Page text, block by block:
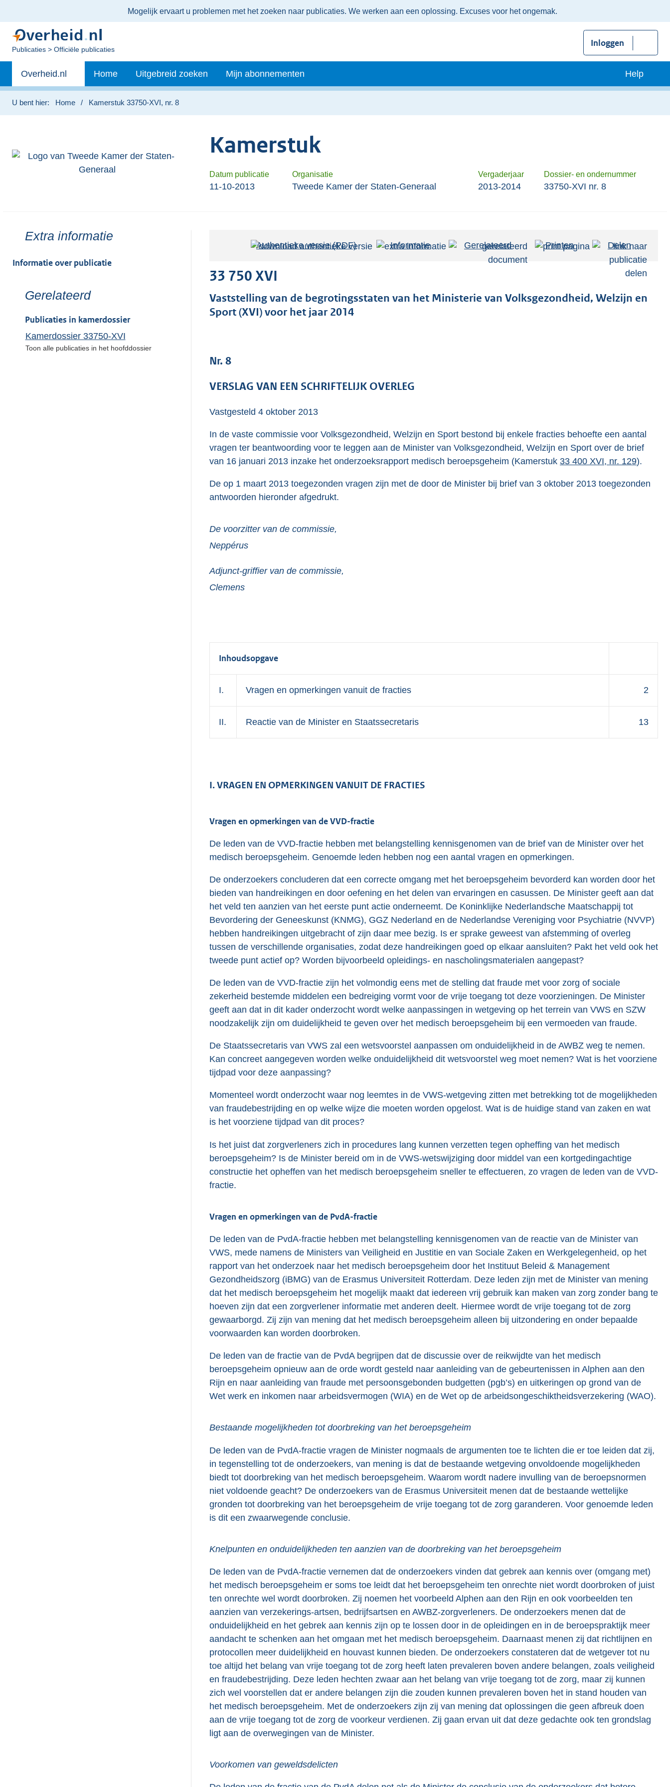
informatie:
Mogelijk ervaart u problemen met het zoeken naar publicaties. We werken aan een oplossing. Excuses voor het ongemak.
U
Publicaties Officiële publicaties
Inloggen
Primaire
navigatie
Andere
sites
binnen
Overheid.nl Home Uitgebreid zoeken Mijn abonnementen Help
U bent hier: Home Kamerstuk 33750-XVI, nr. 8
Kamerstuk
Datum publicatie Organisatie Vergaderjaar Dossier- en ondernummer
11-10-2013 Tweede Kamer der Staten-Generaal 2013-2014 33750-XVI nr. 8
Toon
van:
Extra informatie
Informatie over publicatie
Toon
van:
Gerelateerd
Publicaties in kamerdossier
Kamerdossier 33750-XVI
Toon alle publicaties in het hoofddossier
Authentieke versie (PDF)b
a
o
e
:
1
7
Informatie Gerelateerd Printen Delen
33 750 XVI
Vaststelling van de begrotingsstaten van het Ministerie van Volksgezondheid, Welzijn en
Sport (XVI) voor het jaar 2014
Nr. 8
VERSLAG VAN EEN SCHRIFTELIJK OVERLEG
Vastgesteld 4 oktober 2013
In de vaste commissie voor Volksgezondheid, Welzijn en Sport bestond bij enkele fracties behoefte een aantal
vragen ter beantwoording voor te leggen aan de Minister van Volksgezondheid, Welzijn en Sport over de brief
van 16 januari 2013 inzake het onderzoeksrapport medisch beroepsgeheim (Kamerstuk 33 400 XVI, nr. 129).
De op 1 maart 2013 toegezonden vragen zijn met de door de Minister bij brief van 3 oktober 2013 toegezonden
antwoorden hieronder afgedrukt.
De voorzitter van de commissie,
Neppérus
Adjunct-griffier van de commissie,
Clemens
Inhoudsopgave
I. Vragen en opmerkingen vanuit de fracties 2
II. Reactie van de Minister en Staatssecretaris 13
I. VRAGEN EN OPMERKINGEN VANUIT DE FRACTIES
Vragen en opmerkingen van de VVD-fractie
De leden van de VVD-fractie hebben met belangstelling kennisgenomen van de brief van de Minister over het
medisch beroepsgeheim. Genoemde leden hebben nog een aantal vragen en opmerkingen.
De onderzoekers concluderen dat een correcte omgang met het beroepsgeheim bevorderd kan worden door het
bieden van handreikingen en door oefening en het delen van ervaringen en casussen. De Minister geeft aan dat
het veld ten aanzien van het eerste punt actie onderneemt. De Koninklijke Nederlandsche Maatschappij tot
Bevordering der Geneeskunst (KNMG), GGZ Nederland en de Nederlandse Vereniging voor Psychiatrie (NVVP)
hebben handreikingen uitgebracht of zijn daar mee bezig. Is er sprake geweest van afstemming of overleg
tussen de verschillende organisaties, zodat deze handreikingen goed op elkaar aansluiten? Pakt het veld ook het
tweede punt actief op? Worden bijvoorbeeld opleidings- en nascholingsmaterialen aangepast?
De leden van de VVD-fractie zijn het volmondig eens met de stelling dat fraude met voor zorg of sociale
zekerheid bestemde middelen een bedreiging vormt voor de vrije toegang tot deze voorzieningen. De Minister
geeft aan dat in dit kader onderzocht wordt welke aanpassingen in wetgeving op het terrein van VWS en SZW
noodzakelijk zijn om duidelijkheid te geven over het medisch beroepsgeheim bij een vermoeden van fraude.
De Staatssecretaris van VWS zal een wetsvoorstel aanpassen om onduidelijkheid in de AWBZ weg te nemen.
Kan concreet aangegeven worden welke onduidelijkheid dit wetsvoorstel weg moet nemen? Wat is het voorziene
tijdpad voor deze aanpassing?
Momenteel wordt onderzocht waar nog leemtes in de VWS-wetgeving zitten met betrekking tot de mogelijkheden
van fraudebestrijding en op welke wijze die moeten worden opgelost. Wat is de huidige stand van zaken en wat
is het voorziene tijdpad van dit proces?
Is het juist dat zorgverleners zich in procedures lang kunnen verzetten tegen opheffing van het medisch
beroepsgeheim? Is de Minister bereid om in de VWS-wetswijziging door middel van een kortgedingachtige
constructie het opheffen van het medisch beroepsgeheim sneller te effectueren, zo vragen de leden van de VVD-
fractie.
Vragen en opmerkingen van de PvdA-fractie
De leden van de PvdA-fractie hebben met belangstelling kennisgenomen van de reactie van de Minister van
VWS, mede namens de Ministers van Veiligheid en Justitie en van Sociale Zaken en Werkgelegenheid, op het
rapport van het onderzoek naar het medisch beroepsgeheim door het Instituut Beleid & Management
Gezondheidszorg (iBMG) van de Erasmus Universiteit Rotterdam. Deze leden zijn met de Minister van mening
dat het medisch beroepsgeheim het mogelijk maakt dat iedereen vrij gebruik kan maken van zorg zonder bang te
hoeven zijn dat een zorgverlener informatie met anderen deelt. Hiermee wordt de vrije toegang tot de zorg
gewaarborgd. Zij zijn van mening dat het medisch beroepsgeheim alleen bij uitzondering en onder bepaalde
voorwaarden kan worden doorbroken.
De leden van de fractie van de PvdA begrijpen dat de discussie over de reikwijdte van het medisch
beroepsgeheim opnieuw aan de orde wordt gesteld naar aanleiding van de gebeurtenissen in Alphen aan den
Rijn en naar aanleiding van fraude met persoonsgebonden budgetten (pgb’s) en uitkeringen op grond van de
Wet werk en inkomen naar arbeidsvermogen (WIA) en de Wet op de arbeidsongeschiktheidsverzekering (WAO).
Bestaande mogelijkheden tot doorbreking van het beroepsgeheim
De leden van de PvdA-fractie vragen de Minister nogmaals de argumenten toe te lichten die er toe leiden dat zij,
in tegenstelling tot de onderzoekers, van mening is dat de bestaande wetgeving onvoldoende mogelijkheden
biedt tot doorbreking van het medisch beroepsgeheim. Waarom wordt nadere invulling van de beroepsnormen
niet voldoende geacht? De onderzoekers van de Erasmus Universiteit menen dat de bestaande wettelijke
gronden tot doorbreking van het beroepsgeheim de vrije toegang tot de zorg garanderen. Voor genoemde leden
is dit een zwaarwegende conclusie.
Knelpunten en onduidelijkheden ten aanzien van de doorbreking van het beroepsgeheim
De leden van de PvdA-fractie vernemen dat de onderzoekers vinden dat gebrek aan kennis over (omgang met)
het medisch beroepsgeheim er soms toe leidt dat het beroepsgeheim ten onrechte niet wordt doorbroken of juist
ten onrechte wel wordt doorbroken. Zij noemen het voorbeeld Alphen aan den Rijn en ook voorbeelden ten
aanzien van verzekerings-artsen, bedrijfsartsen en AWBZ-zorgverleners. De onderzoekers menen dat de
onduidelijkheid en het gebrek aan kennis zijn op te lossen door in de opleidingen en in de beroepspraktijk meer
aandacht te schenken aan het omgaan met het medisch beroepsgeheim. Daarnaast menen zij dat richtlijnen en
protocollen meer duidelijkheid en houvast kunnen bieden. De onderzoekers constateren dat de wetgever tot nu
toe altijd het belang van vrije toegang tot de zorg heeft laten prevaleren boven andere belangen, zoals veiligheid
en fraudebestrijding. Deze leden hechten zwaar aan het belang van vrije toegang tot de zorg, maar zij kunnen
zich wel voorstellen dat er andere belangen zijn die zouden kunnen prevaleren boven het in stand houden van
het medisch beroepsgeheim. Met de onderzoekers zijn zij van mening dat oplossingen die geen afbreuk doen
aan de vrije toegang tot de zorg de voorkeur verdienen. Zij gaan ervan uit dat deze gedachte ook ten grondslag
ligt aan de overwegingen van de Minister.
Voorkomen van geweldsdelicten